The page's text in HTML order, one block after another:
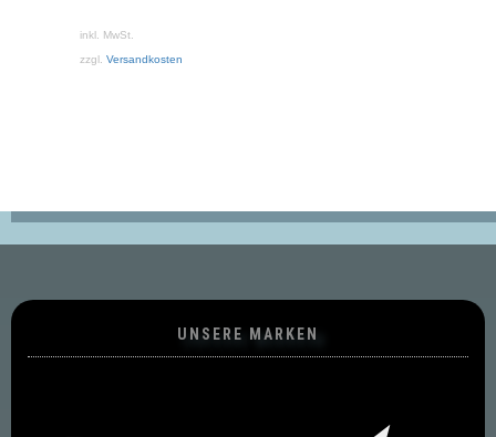
inkl. MwSt.
zzgl.Versandkosten
UNSERE MARKEN